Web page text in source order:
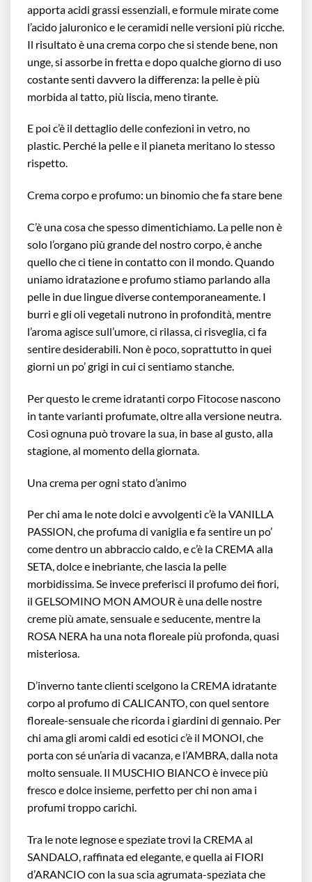
apporta acidi grassi essenziali, e formule mirate come
l’acido jaluronico e le ceramidi nelle versioni più ricche.
Il risultato è una crema corpo che si stende bene, non
unge, si assorbe in fretta e dopo qualche giorno di uso
costante senti davvero la differenza: la pelle è più
morbida al tatto, più liscia, meno tirante.
E poi c’è il dettaglio delle confezioni in vetro, no
plastic. Perché la pelle e il pianeta meritano lo stesso
rispetto.
Crema corpo e profumo: un binomio che fa stare bene
C’è una cosa che spesso dimentichiamo. La pelle non è
solo l’organo più grande del nostro corpo, è anche
quello che ci tiene in contatto con il mondo. Quando
uniamo idratazione e profumo stiamo parlando alla
pelle in due lingue diverse contemporaneamente. I
burri e gli oli vegetali nutrono in profondità, mentre
l’aroma agisce sull’umore, ci rilassa, ci risveglia, ci fa
sentire desiderabili. Non è poco, soprattutto in quei
giorni un po’ grigi in cui ci sentiamo stanche.
Per questo le creme idratanti corpo Fitocose nascono
in tante varianti profumate, oltre alla versione neutra.
Così ognuna può trovare la sua, in base al gusto, alla
stagione, al momento della giornata.
Una crema per ogni stato d’animo
Per chi ama le note dolci e avvolgenti c’è la VANILLA
PASSION, che profuma di vaniglia e fa sentire un po’
come dentro un abbraccio caldo, e c’è la CREMA alla
SETA, dolce e inebriante, che lascia la pelle
morbidissima. Se invece preferisci il profumo dei fiori,
il GELSOMINO MON AMOUR è una delle nostre
creme più amate, sensuale e seducente, mentre la
ROSA NERA ha una nota floreale più profonda, quasi
misteriosa.
D’inverno tante clienti scelgono la CREMA idratante
corpo al profumo di CALICANTO, con quel sentore
floreale-sensuale che ricorda i giardini di gennaio. Per
chi ama gli aromi caldi ed esotici c’è il MONOI, che
porta con sé un’aria di vacanza, e l’AMBRA, dalla nota
molto sensuale. Il MUSCHIO BIANCO è invece più
fresco e dolce insieme, perfetto per chi non ama i
profumi troppo carichi.
Tra le note legnose e speziate trovi la CREMA al
SANDALO, raffinata ed elegante, e quella ai FIORI
d’ARANCIO con la sua scia agrumata-speziata che